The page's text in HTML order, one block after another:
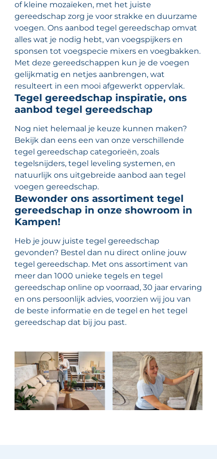
of kleine mozaïeken, met het juiste
gereedschap zorg je voor strakke en duurzame
voegen. Ons aanbod tegel gereedschap omvat
alles wat je nodig hebt, van voegspijkers en
sponsen tot voegspecie mixers en voegbakken.
Met deze gereedschappen kun je de voegen
gelijkmatig en netjes aanbrengen, wat
resulteert in een mooi afgewerkt oppervlak.
Tegel gereedschap inspiratie, ons
aanbod tegel gereedschap
Nog niet helemaal je keuze kunnen maken?
Bekijk dan eens een van onze verschillende
tegel gereedschap categorieën, zoals
tegelsnijders, tegel leveling systemen, en
natuurlijk ons uitgebreide aanbod aan tegel
voegen gereedschap.
Bewonder ons assortiment tegel
gereedschap in onze showroom in
Kampen!
Heb je jouw juiste tegel gereedschap
gevonden? Bestel dan nu direct online jouw
tegel gereedschap. Met ons assortiment van
meer dan 1000 unieke tegels en tegel
gereedschap online op voorraad, 30 jaar ervaring
en ons persoonlijk advies, voorzien wij jou van
de beste informatie en de tegel en het tegel
gereedschap dat bij jou past.